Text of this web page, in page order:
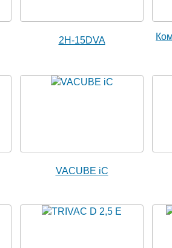
2H-15DVA
VACUBE iC